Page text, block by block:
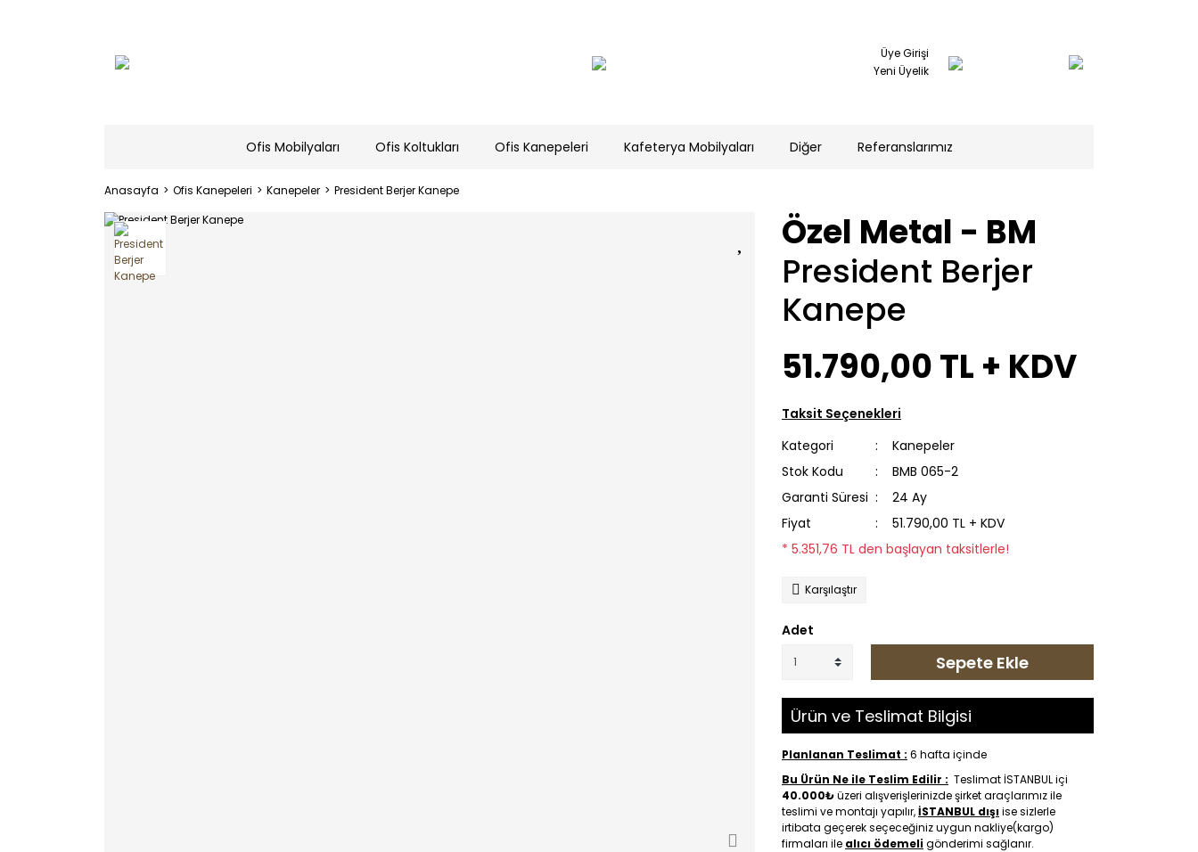
Üye Girişi
Yeni Üyelik
Ofis Mobilyaları Ofis Koltukları Ofis Kanepeleri Kafeterya Mobilyaları Diğer Referanslarımız
Anasayfa Ofis Kanepeleri Kanepeler President Berjer Kanepe
Özel Metal - BM
President Berjer
Kanepe
51.790,00 TL + KDV
Taksit Seçenekleri
Kategori
Kanepeler
Stok Kodu
BMB 065-2
Garanti Süresi
24 Ay
Fiyat
51.790,00 TL + KDV
* 5.351,76 TL den başlayan taksitlerle!
Karşılaştır
Adet
Sepete Ekle
Ürün ve Teslimat Bilgisi
Planlanan Teslimat : 6 hafta içinde
Bu Ürün Ne ile Teslim Edilir : Teslimat İSTANBUL içi
40.000₺üzeri alışverişlerinizde şirket araçlarımız ile
teslimi ve montajı yapılır,İSTANBUL dışıise sizlerle
irtibata geçerek seçeceğiniz uygun nakliye(kargo)
firmaları ile alıcı ödemeligönderimi sağlanır.